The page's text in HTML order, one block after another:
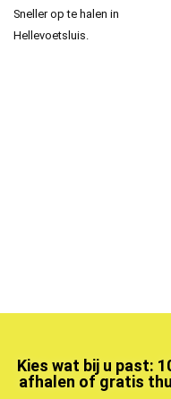
Sneller op te halen in
Hellevoetsluis.
Kies wat bij u past:
afhalen of gratis